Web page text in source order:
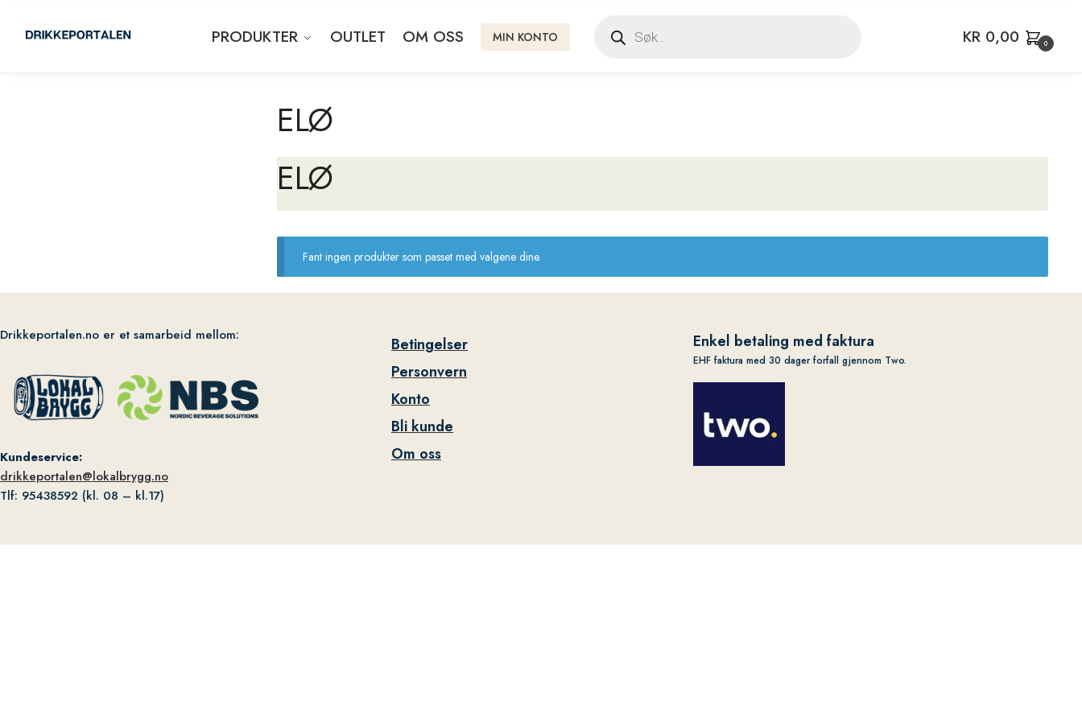
PRODUKTER OUTLET OM OSS MIN KONTO KR 0,00 0
ELØ
ELØ
Fant ingen produkter som passet med valgene dine.
Drikkeportalen.no er et samarbeid mellom:
Kundeservice:
drikkeportalen@lokalbrygg.no
Tlf: 95438592 (kl. 08 – kl.17)
Betingelser
Personvern
Konto
Bli kunde
Om oss
Enkel betaling med faktura
EHF faktura med 30 dager forfall gjennom Two.